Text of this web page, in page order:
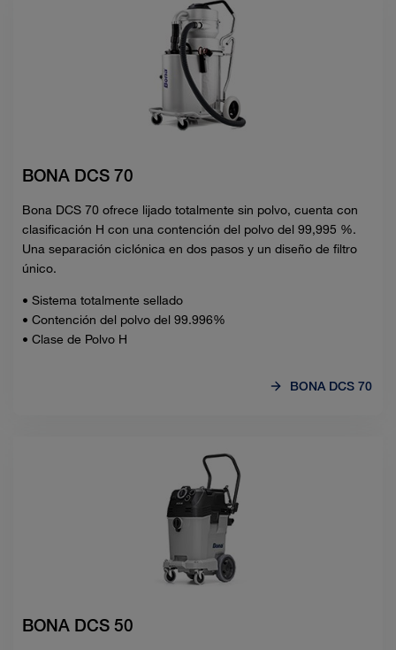
BONA DCS 70
Bona DCS 70 ofrece lijado totalmente sin polvo, cuenta con
clasificación H con una contención del polvo del 99,995 %.
Una separación ciclónica en dos pasos y un diseño de filtro
único.
• Sistema totalmente sellado
• Contención del polvo del 99.996%
• Clase de Polvo H
BONA DCS 70
BONA DCS 50